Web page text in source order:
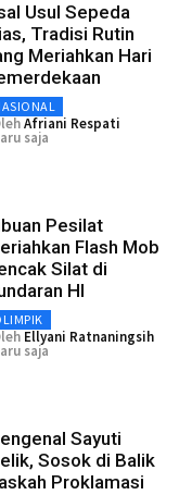
Usul Sepeda
Tradisi Rutin
Meriahkan Hari
Afriani Respati
saja
Pesilat
Flash Mob
Silat di
HI
Ellyani Ratnaningsih
saja
Sayuti
Sosok di Balik
Proklamasi